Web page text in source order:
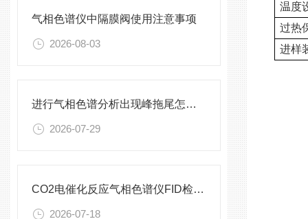
气相色谱仪中隔膜阀使用注意事项
2026-08-03
进行气相色谱分析出现峰拖尾怎么办？
2026-07-29
CO2电催化反应气相色谱仪FID检测器使用维护
2026-07-18
温度
过热
进样